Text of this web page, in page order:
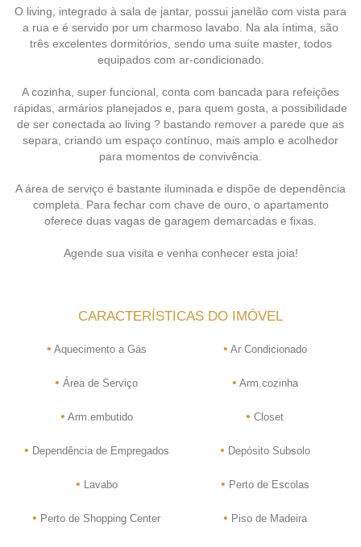
O living, integrado à sala de jantar, possui janelão com vista para
a rua e é servido por um charmoso lavabo. Na ala íntima, são
três excelentes dormitórios, sendo uma suíte master, todos
equipados com ar-condicionado.
A cozinha, super funcional, conta com bancada para refeições
rápidas, armários planejados e, para quem gosta, a possibilidade
de ser conectada ao living ? bastando remover a parede que as
separa, criando um espaço contínuo, mais amplo e acolhedor
para momentos de convivência.
A área de serviço é bastante iluminada e dispõe de dependência
completa. Para fechar com chave de ouro, o apartamento
oferece duas vagas de garagem demarcadas e fixas.
Agende sua visita e venha conhecer esta joia!
CARACTERÍSTICAS DO IMÓVEL
• Aquecimento a Gás • Ar Condicionado
• Área de Serviço • Arm.cozinha
• Arm.embutido • Closet
• Dependência de Empregados • Depósito Subsolo
• Lavabo • Perto de Escolas
• Perto de Shopping Center • Piso de Madeira